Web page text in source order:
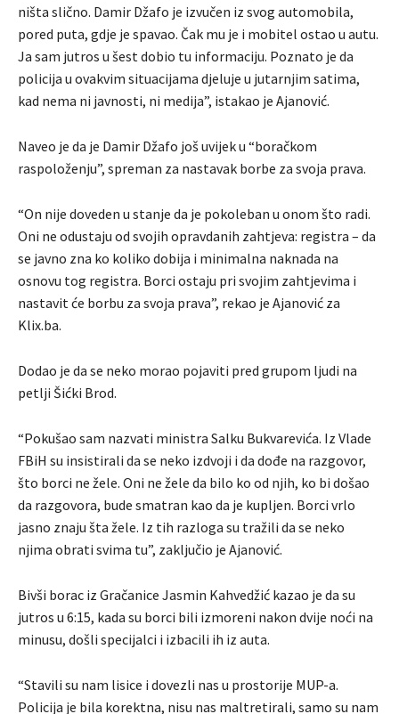
ništa slično. Damir Džafo je izvučen iz svog automobila,
pored puta, gdje je spavao. Čak mu je i mobitel ostao u autu.
Ja sam jutros u šest dobio tu informaciju. Poznato je da
policija u ovakvim situacijama djeluje u jutarnjim satima,
kad nema ni javnosti, ni medija”, istakao je Ajanović.
Naveo je da je Damir Džafo još uvijek u “boračkom
raspoloženju”, spreman za nastavak borbe za svoja prava.
“On nije doveden u stanje da je pokoleban u onom što radi.
Oni ne odustaju od svojih opravdanih zahtjeva: registra – da
se javno zna ko koliko dobija i minimalna naknada na
osnovu tog registra. Borci ostaju pri svojim zahtjevima i
nastavit će borbu za svoja prava”, rekao je Ajanović za
Klix.ba.
Dodao je da se neko morao pojaviti pred grupom ljudi na
petlji Šićki Brod.
“Pokušao sam nazvati ministra Salku Bukvarevića. Iz Vlade
FBiH su insistirali da se neko izdvoji i da dođe na razgovor,
što borci ne žele. Oni ne žele da bilo ko od njih, ko bi došao
da razgovora, bude smatran kao da je kupljen. Borci vrlo
jasno znaju šta žele. Iz tih razloga su tražili da se neko
njima obrati svima tu”, zaključio je Ajanović.
Bivši borac iz Gračanice Jasmin Kahvedžić kazao je da su
jutros u 6:15, kada su borci bili izmoreni nakon dvije noći na
minusu, došli specijalci i izbacili ih iz auta.
“Stavili su nam lisice i dovezli nas u prostorije MUP-a.
Policija je bila korektna, nisu nas maltretirali, samo su nam